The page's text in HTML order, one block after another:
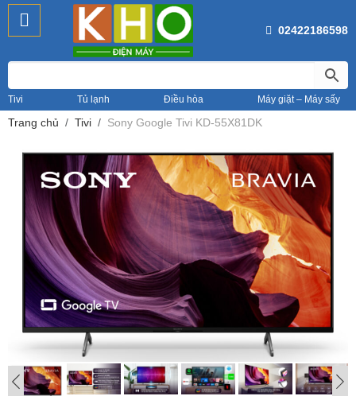
02422186598
Tivi Tủ lạnh Điều hòa Máy giặt – Máy sấy
Trang chủ Tivi Sony Google Tivi KD-55X81DK